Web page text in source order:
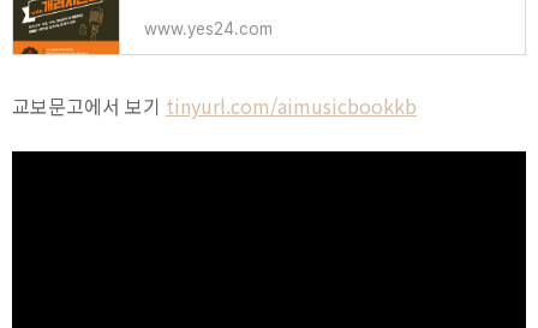
www.yes24.com
교보문고에서 보기 tinyurl.com/aimusicbookkb